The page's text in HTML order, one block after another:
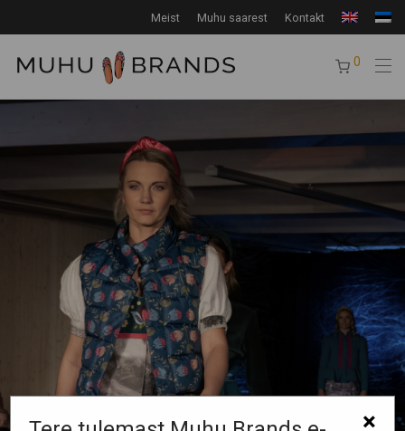
Meist Muhu saarest Kontakt
0
×